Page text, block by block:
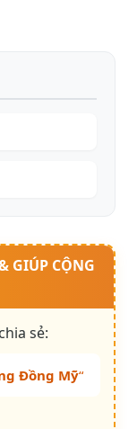
GIÚP CỘNG
sẻ:
Đồng Mỹ“